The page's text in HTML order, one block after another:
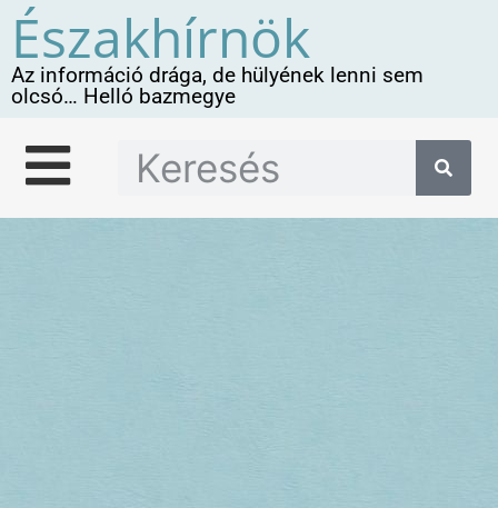
Északhírnök
Az információ drága, de hülyének lenni sem
olcsó… Helló bazmegye